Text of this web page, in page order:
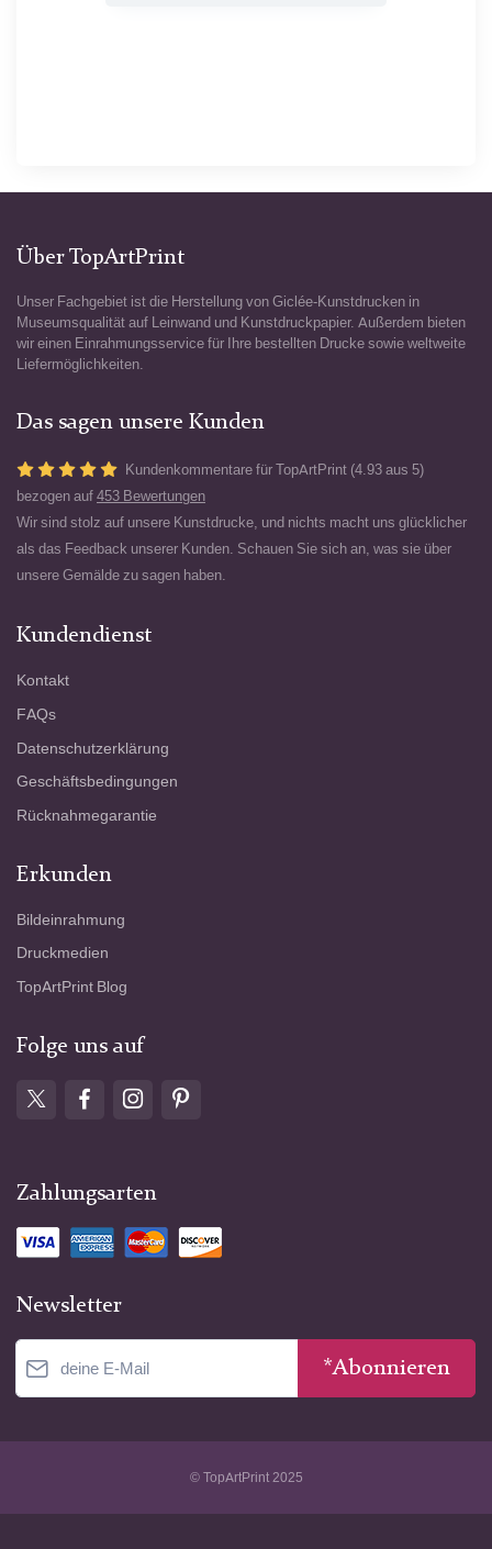
Über TopArtPrint
Unser Fachgebiet ist die Herstellung von Giclée-Kunstdrucken in
Museumsqualität auf Leinwand und Kunstdruckpapier. Außerdem bieten
wir einen Einrahmungsservice für Ihre bestellten Drucke sowie weltweite
Liefermöglichkeiten.
Das sagen unsere Kunden
Kundenkommentare für TopArtPrint (4.93 aus 5)
bezogen auf 453 Bewertungen
Wir sind stolz auf unsere Kunstdrucke, und nichts macht uns glücklicher
als das Feedback unserer Kunden. Schauen Sie sich an, was sie über
unsere Gemälde zu sagen haben.
Kundendienst
Kontakt
FAQs
Datenschutzerklärung
Geschäftsbedingungen
Rücknahmegarantie
Erkunden
Bildeinrahmung
Druckmedien
TopArtPrint Blog
Folge uns auf
Zahlungsarten
Newsletter
*Abonnieren
© TopArtPrint 2025